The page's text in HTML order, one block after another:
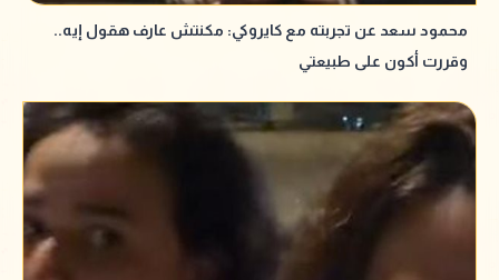
محمود سعد عن تجربته مع كايروكي: مكنتش عارف هقول إيه..
وقررت أكون على طبيعتي